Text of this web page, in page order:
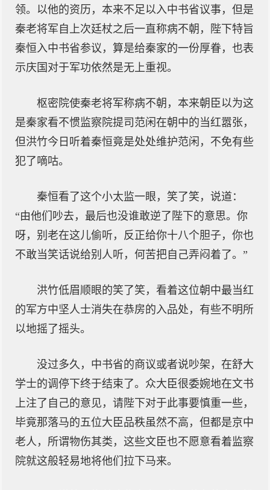
领。以他的资历，本来不足以入中书省议事，但是
秦老将军自上次廷杖之后一直称病不朝，陛下特旨
秦恒入中书省参议，算是给秦家的一份厚眷，也表
示庆国对于军功依然是无上重视。
枢密院使秦老将军称病不朝，本来朝臣以为这
是秦家看不惯监察院提司范闲在朝中的当红嚣张，
但洪竹今日听着秦恒竟是处处维护范闲，不免有些
犯了嘀咕。
秦恒看了这个小太监一眼，笑了笑，说道：
“由他们吵去，最后也没谁敢逆了陛下的意思。你
呀，别老在这儿偷听，反正给你十八个胆子，你也
不敢当笑话说给别人听，何苦把自己弄闷着了。”
洪竹低眉顺眼的笑了笑，看着这位朝中最当红
的军方中坚人士消失在恭房的入品处，有些不明所
以地摇了摇头。
没过多久，中书省的商议或者说吵架，在舒大
学士的调停下终于结束了。众大臣很委婉地在文书
上注了自己的意见，请陛下对于此事要慎重一些，
毕竟那落马的五位大臣品秩虽然不高，但都是京中
老人，所谓物伤其类，这些文臣也不愿意看着监察
院就这般轻易地将他们拉下马来。